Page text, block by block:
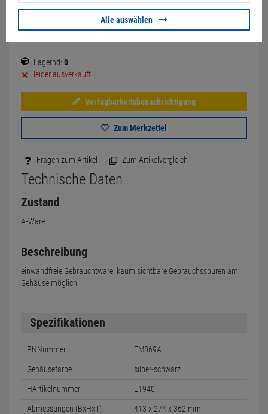
27,90 €
Lagernd: 0
leider ausverkauft
Verfügbarkeitsbenachrichtigung
Zum Merkzettel
Fragen zum Artikel Zum Artikelvergleich
Technische Daten
Zustand
A-Ware
Beschreibung
einwandfreie Gebrauchtware, kaum sichtbare Gebrauchsspuren am
Gehäuse möglich
Spezifikationen
PNNummer EM869A
Gehäusefarbe silber-schwarz
HArtikelnummer L1940T
Abmessungen (BxHxT) 413 x 274 x 362 mm
Alle auswählen